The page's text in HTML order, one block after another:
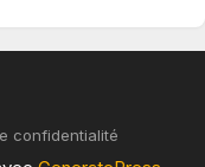
confidentialité